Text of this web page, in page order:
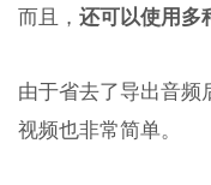
而且， 还可以使用多
由于省去了导出音频
视频也非常简单。